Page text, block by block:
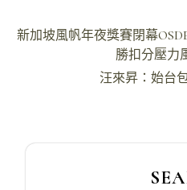
文
新加坡風帆年夜獎賽閉幕
勝扣分壓力
汪來昇：始台